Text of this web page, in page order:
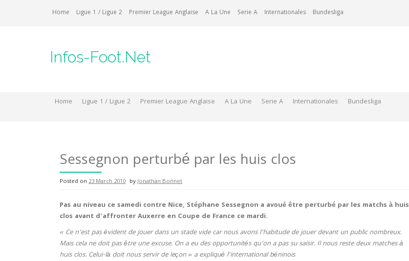
Home Ligue 1 / Ligue 2 Premier League Anglaise A La Une Serie A Internationales Bundesliga
Infos-Foot.Net
Home Ligue 1 / Ligue 2 Premier League Anglaise A La Une Serie A Internationales Bundesliga
Sessegnon perturbé par les huis clos
Posted on 23 March 2010 byJonathan Bonnet
Pas au niveau ce samedi contre Nice, Stéphane Sessegnon a avoué être perturbé par les matchs à huis
clos avant d’affronter Auxerre en Coupe de France ce mardi.
« Ce n’est pas évident de jouer dans un stade vide car nous avons l’habitude de jouer devant un public nombreux.
Mais cela ne doit pas être une excuse. On a eu des opportunités qu’on a pas su saisir. Il nous reste deux matches à
huis clos. Celui-là doit nous servir de leçon » a expliqué l’international béninois